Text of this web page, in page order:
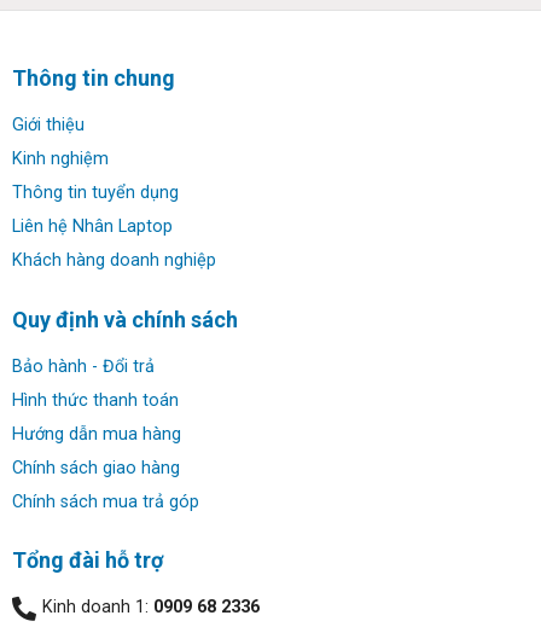
Về ngôn ngữ thiết kế tổng thể và màn hình:
Máy tính xách tay Asus Vivobook có thiết kế khá trẻ trung,
thanh lịch phù hợp với nhiều đối tượng khách tượng khách
lượng 1.8kg giúp bạn có thể dễ dàng bỏ vào balo, túi xách
mà không lo máy chiếm quá nhiều diện tích.
Thông tin chung
Giới thiệu
Kinh nghiệm
Thông tin tuyển dụng
Liên hệ Nhân Laptop
Khách hàng doanh nghiệp
Quy định và chính sách
Bảo hành - Đổi trả
Hình thức thanh toán
Hướng dẫn mua hàng
Chính sách giao hàng
Chính sách mua trả góp
Tổng đài hỗ trợ
Kinh doanh 1: 0909 68 2336